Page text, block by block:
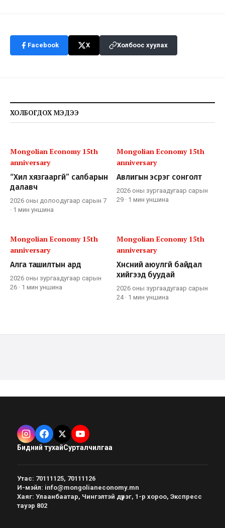
Facebook X Холбоос хуулах
ХОЛБОГДОХ МЭДЭЭ
Mongolian Economy 15th
anniversary
“Хил хязгааргүй” салбарын
далавч
2026 оны долоодугаар сарын 7
· 1 мин уншина
Mongolian Economy 15th
anniversary
Авлигын эсрэг сонголт
2026 оны зургаадугаар сарын
29 · 1 мин уншина
Mongolian Economy 15th
anniversary
Алга ташилтын ард
2026 оны зургаадугаар сарын
26 · 1 мин уншина
Mongolian Economy 15th
anniversary
Хүнсний аюулгүй байдал
хийгээд буудай
2026 оны зургаадугаар сарын
24· 1 мин уншина
Бидний тухайСурталчилгаа
Утас: 70111125, 70111126
И-мэйл: info@mongolianeconomy.mn
Хаяг: Улаанбаатар, Чингэлтэй дүүрэг, 1-р хороо, Экспресс
тауэр 802